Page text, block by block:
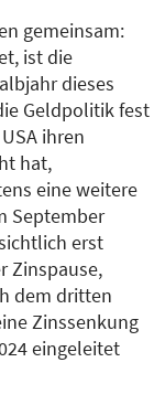
gemeinsam:
ist die
dieses
Geldpolitik fest
ihren
hat,
eine weitere
September
erst
Zinspause,
dem dritten
Zinssenkung
eingeleitet